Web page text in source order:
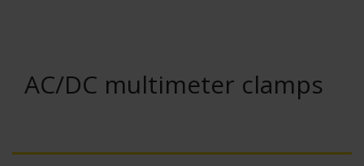
AC/DC multimeter clamps